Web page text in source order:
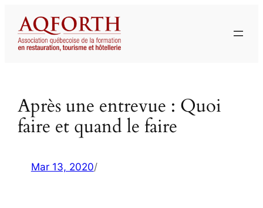
contenu
Après une entrevue : Quoi
faire et quand le faire
Mar 13, 2020/